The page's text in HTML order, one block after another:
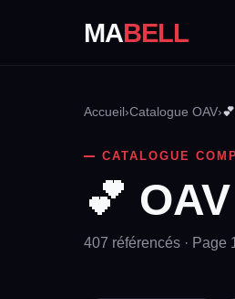
MABELL
Accueil ›Catalogue OAV›
CATALOGUE
💕 OAV
407 référencés · Page